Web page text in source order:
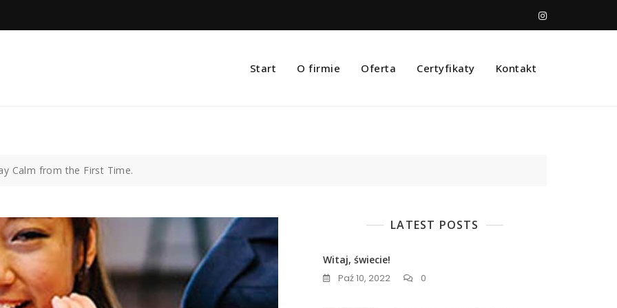
Start
O firmie Oferta Certyfikaty Kontakt
Calm from the First Time.
LATEST POSTS
Witaj, świecie!
Paź 10, 2022
0